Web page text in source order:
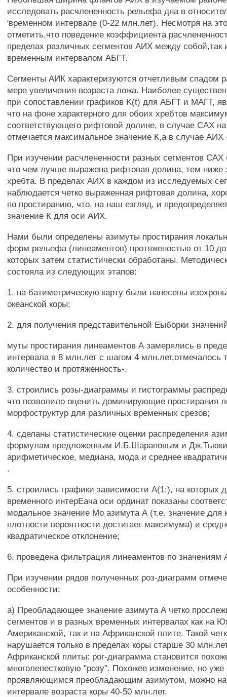
исследовать расчлененность рельефа дна в
'временном интервале (0-22 млн.лет). Несмотря на
отметить,что поведение коэффициента
пределах различных сегментов АИХ между собой,так
временным интервалом АБГТ.
Сегменты АИК характеризуются отчетливым спадом
мере увеличения возраста ложа. Наиболее
при сопоставлении графиков K(t) для АБГТ и МАГТ,
что на фоне характерного для обоих хребтов
соответствующего рифтовой долине, в случае САХ
отмечается максимальное значение К,а в случае
При изучении расчлененности разных сегментов
что чем лучше выражена рифтовая долина, тем ниже
хребта. В пределах АИХ в каждом из исследуемых
наблюдается четко выраженная рифтовая долина,
по простиранию, что, на наш езгляд, и
значение К для оси АИХ.
Нами были определены азимуты простирания
форм рельефа (линеаментов) протяженостью от 10
которых затем статистически обработаны.
состояла из следующих этапов:
1. на батиметрическую карту были нанесены
океанской коры;
2. для получения представительной Еыборки
муты простирания линеаментов А замерялись в
интервала в 8 млн.лет с шагом 4 млн.лет,отмечалось
количество и протяженность-,
3. строились розы-диаграммы и гистограммы
что позволило оценить доминирующие простирания
морфоструктур для различных временных срезов;
4. сделаны статистические оценки распределения
формулам предложенным И.Б.Шараповым и
арифметическое, медиана, мода и среднее
.
5. строились графики зависимости А(1:), на которых
временного интерЕача оси ординат показаны
модальное значение Мо азимута А (т.е. значение для
плотности вероятности достигает максимума) и
квадратическое отклонение;
6. проведена фильтрация линеаментов по значениям
При изучении рядов полученных роз-диаграмм
особенности:
а) Преобладающее значение азимута А четко
сегментов и в разных временных интервалах как на
Американской, так и на Африканской плите. Такой
нарушается только в пределах коры старше 30
Африканской плиты: рог-диаграмма становится
многолепестковую "розу". Похожее изменение, но уже
проявляющимся преобладающим азимутом, можно
интервале возраста коры 40-50 млн.лет.